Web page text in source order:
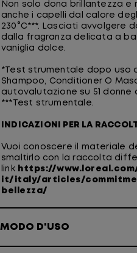
Non solo dona brillantezza e
anche i capelli dal calore
230°C***. Lasciati avvolgere
dalla fragranza delicata a
vaniglia dolce.
*Test strumentale dopo uso
Shampoo, Conditioner O
autovalutazione su 51 donne
***Test strumentale.
INDICAZIONI PER LA
Vuoi conoscere il materiale
smaltirlo con la raccolta
link https://
it/italy/articles/
bellezza/
MODO D'USO